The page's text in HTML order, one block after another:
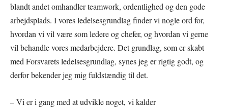
blandt andet omhandler teamwork, ordentlighed og den gode
arbejdsplads. I vores ledelsesgrundlag finder vi nogle ord for,
hvordan vi vil være som ledere og chefer, og hvordan vi gerne
vil behandle vores medarbejdere. Det grundlag, som er skabt
med Forsvarets ledelsesgrundlag, synes jeg er rigtig godt, og
derfor bekender jeg mig fuldstændig til det.
– Vi er i gang med at udvikle noget, vi kalder